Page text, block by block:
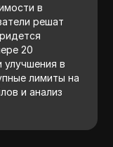
в
решат
20
улучшения в
лимиты на
и анализ